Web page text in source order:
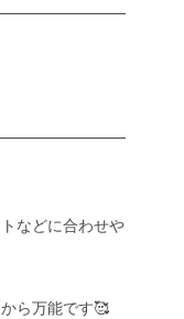
などに合わせや
ら万能です🥰